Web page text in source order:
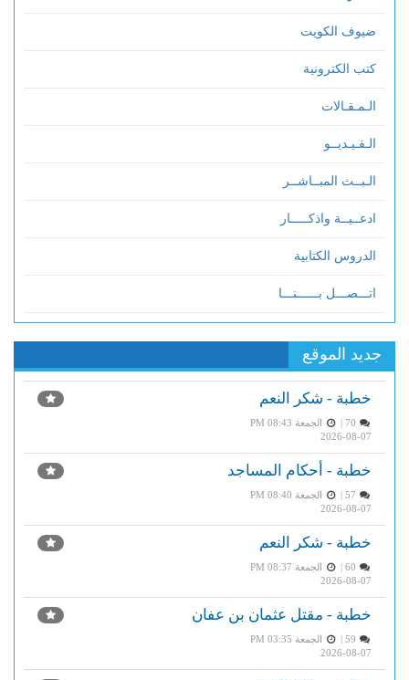
ضيوف الكويت
كتب الكترونية
الـمـقـالات
الـفـيـديــو
الـبــث المبــاشــر
ادعــيــة واذكـــــار
الدروس الكتابية
اتـــصـــل بــــــنـــا
جديد الموقع
خطبة - شكر النعم
الجمعة PM 08:43
2026-08-07
خطبة - أحكام المساجد
الجمعة PM 08:40
2026-08-07
خطبة - شكر النعم
الجمعة PM 08:37
2026-08-07
خطبة - مقتل عثمان بن عفان
الجمعة PM 03:35
2026-08-07